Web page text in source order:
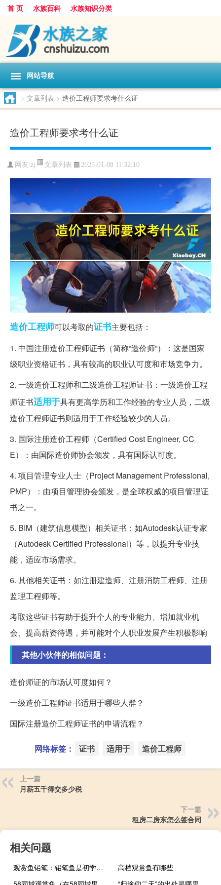
首 页 水族百科 水族知识分类
网站导航
> 文章列表 > 造价工程师要求考什么证
造价工程师要求考什么证
网友:zj 文章列表 2025-01-08 11:32:10
造价工程师可以考取的证书主要包括：
1. 中国注册造价工程师证书（简称“造价师”）：这是国家
级职业资格证书，具有较高的职业认可度和市场竞争力。
2. 一级造价工程师和二级造价工程师证书：一级造价工程
师证书适用于具有更高学历和工作经验的专业人员，二级
造价工程师证书则适用于工作经验较少的人员。
3. 国际注册造价工程师（Certified Cost Engineer, CC
E）：由国际造价师协会颁发，具有国际认可度。
4. 项目管理专业人士（Project Management Professional,
PMP）：由项目管理协会颁发，是全球权威的项目管理证
书之一。
5. BIM（建筑信息模型）相关证书：如Autodesk认证专家
（Autodesk Certified Professional）等，以提升专业技
能，适应市场需求。
6. 其他相关证书：如注册建造师、注册消防工程师、注册
监理工程师等。
考取这些证书有助于提升个人的专业能力、增加就业机
会、提高薪资待遇，并可能对个人职业发展产生积极影响
其他小伙伴的相似问题：
造价师证的市场认可度如何？
一级造价工程师证书适用于哪些人群？
国际注册造价工程师证书的申请流程？
网络标签： 证书 适用于 造价工程师
上一篇
月薪五千得交多少税
下一篇
租房二房东怎么签合同
相关问题
观赏鱼铅笔：铅笔鱼是初学者比较容易饲养的观赏鱼
高档观赏鱼有哪些